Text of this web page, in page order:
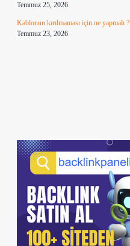
Temmuz 25, 2026
Kablonun kırılmaması için ne yapmalı ?
Temmuz 23, 2026